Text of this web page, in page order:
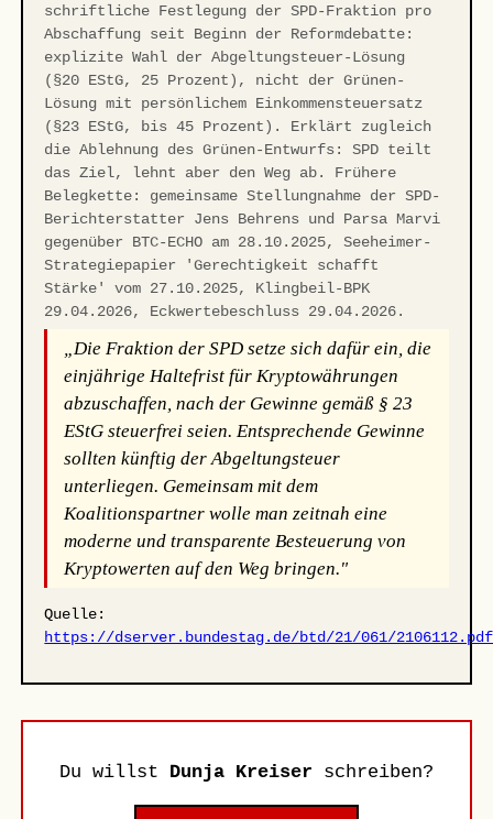
schriftliche Festlegung der SPD-Fraktion pro
Abschaffung seit Beginn der Reformdebatte:
explizite Wahl der Abgeltungsteuer-Lösung
(§20 EStG, 25 Prozent), nicht der Grünen-
Lösung mit persönlichem Einkommensteuersatz
(§23 EStG, bis 45 Prozent). Erklärt zugleich
die Ablehnung des Grünen-Entwurfs: SPD teilt
das Ziel, lehnt aber den Weg ab. Frühere
Belegkette: gemeinsame Stellungnahme der SPD-
Berichterstatter Jens Behrens und Parsa Marvi
gegenüber BTC-ECHO am 28.10.2025, Seeheimer-
Strategiepapier 'Gerechtigkeit schafft
Stärke' vom 27.10.2025, Klingbeil-BPK
29.04.2026, Eckwertebeschluss 29.04.2026.
„Die Fraktion der SPD setze sich dafür ein, die
einjährige Haltefrist für Kryptowährungen
abzuschaffen, nach der Gewinne gemäß § 23
EStG steuerfrei seien. Entsprechende Gewinne
sollten künftig der Abgeltungsteuer
unterliegen. Gemeinsam mit dem
Koalitionspartner wolle man zeitnah eine
moderne und transparente Besteuerung von
Kryptowerten auf den Weg bringen."
Quelle:
https://dserver.bundestag.de/btd/21/061/2106112.pdf
Du willst Dunja Kreiser schreiben?